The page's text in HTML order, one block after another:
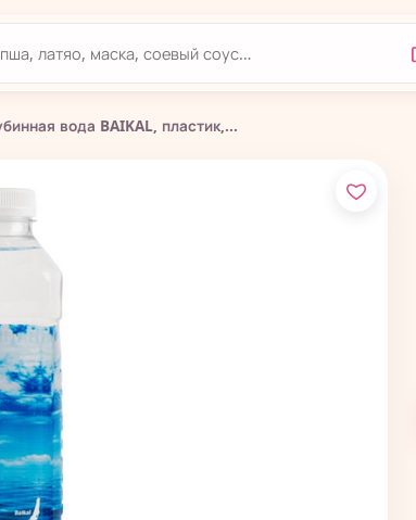
вода BAIKAL, пластик,...